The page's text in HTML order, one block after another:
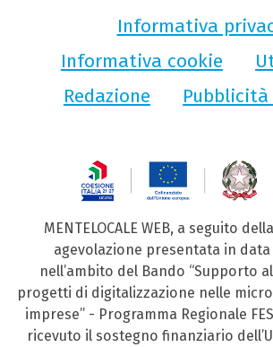
Informativa
Informativa cookie
Redazione
MENTELOCALE WEB, a seguito
agevolazione presentata in data
nell’ambito del Bando “Supporto
progetti di digitalizzazione nelle
imprese” - Programma Regionale
ricevuto il sostegno finanziario